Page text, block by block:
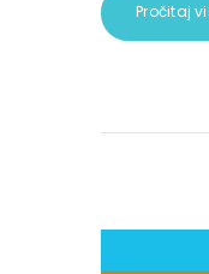
Pročitaj